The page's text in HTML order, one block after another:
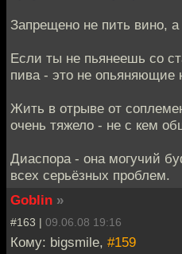
Запрещено не пить вино,
Если ты не пьянеешь со
пива - это не опьяняющие
Жить в отрыве от
очень тяжело - не с кем
Диаспора - она могучий
всех серьёзных проблем.
Goblin »
#163 | 09.06.08 19:16
Кому: bigsmile, #159